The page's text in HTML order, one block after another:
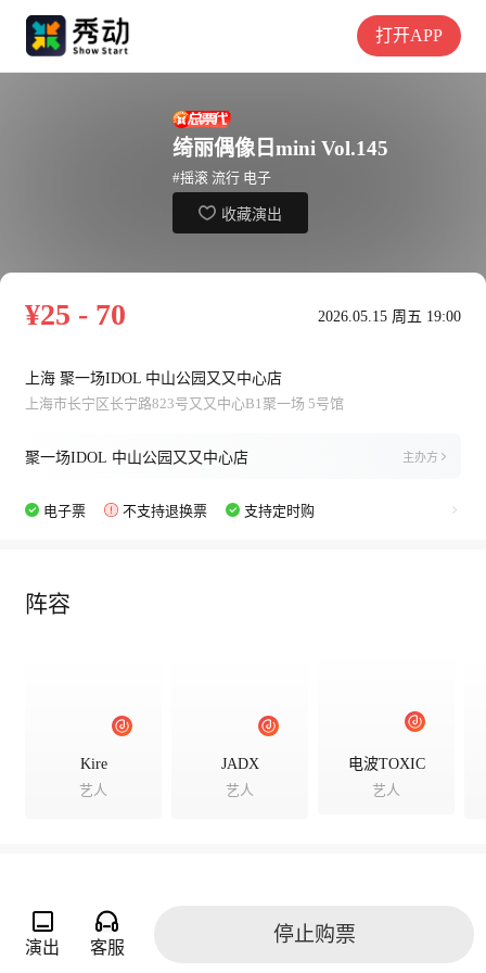
打开APP
绮丽偶像日mini Vol.145
#摇滚 流行 电子
收藏演出
¥25 - 70 2026.05.15 周五 19:00
上海 聚一场IDOL 中山公园又又中心店
上海市长宁区长宁路823号又又中心B1聚一场 5号馆
聚一场IDOL 中山公园又又中心店 主办方
电子票 不支持退换票 支持定时购
阵容
Kire
艺人
JADX
艺人
电波TOXIC
艺人
演出详情
演出 客服
停止购票